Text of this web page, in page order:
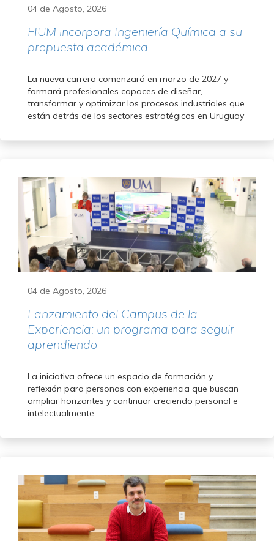
04 de Agosto, 2026
FIUM incorpora Ingeniería Química a su
propuesta académica
La nueva carrera comenzará en marzo de 2027 y
formará profesionales capaces de diseñar,
transformar y optimizar los procesos industriales que
están detrás de los sectores estratégicos en Uruguay
04 de Agosto, 2026
Lanzamiento del Campus de la
Experiencia: un programa para seguir
aprendiendo
La iniciativa ofrece un espacio de formación y
reflexión para personas con experiencia que buscan
ampliar horizontes y continuar creciendo personal e
intelectualmente